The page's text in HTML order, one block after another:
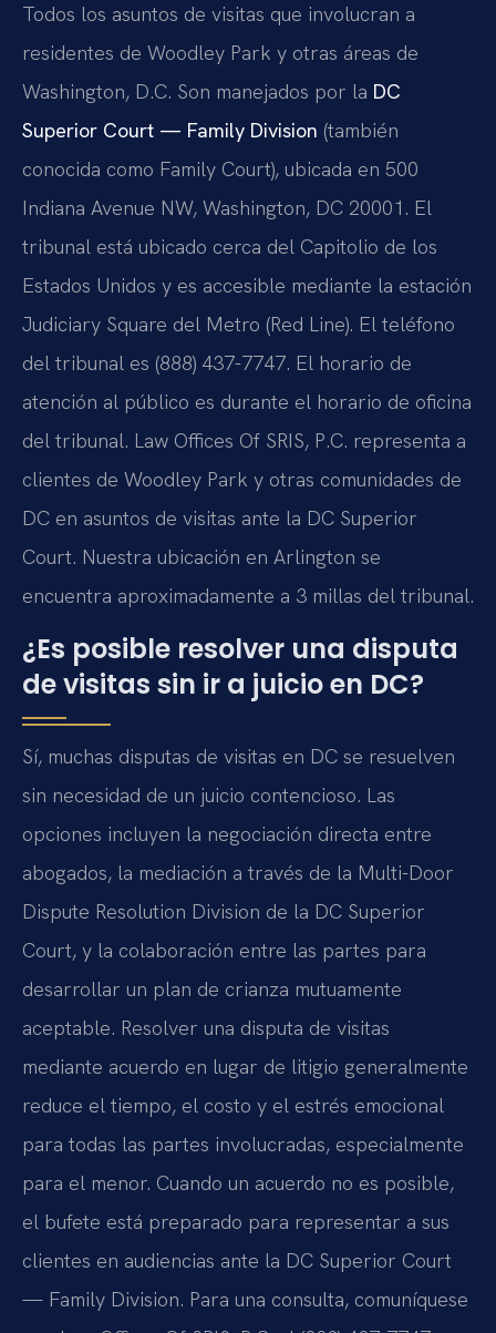
Todos los asuntos de visitas que involucran a
residentes de Woodley Park y otras áreas de
Washington, D.C. Son manejados por la DC
Superior Court — Family Division (también
conocida como Family Court), ubicada en 500
Indiana Avenue NW, Washington, DC 20001. El
tribunal está ubicado cerca del Capitolio de los
Estados Unidos y es accesible mediante la estación
Judiciary Square del Metro (Red Line). El teléfono
del tribunal es (888) 437-7747. El horario de
atención al público es durante el horario de oficina
del tribunal. Law Offices Of SRIS, P.C. representa a
clientes de Woodley Park y otras comunidades de
DC en asuntos de visitas ante la DC Superior
Court. Nuestra ubicación en Arlington se
encuentra aproximadamente a 3 millas del tribunal.
¿Es posible resolver una disputa
de visitas sin ir a juicio en DC?
Sí, muchas disputas de visitas en DC se resuelven
sin necesidad de un juicio contencioso. Las
opciones incluyen la negociación directa entre
abogados, la mediación a través de la Multi-Door
Dispute Resolution Division de la DC Superior
Court, y la colaboración entre las partes para
desarrollar un plan de crianza mutuamente
aceptable. Resolver una disputa de visitas
mediante acuerdo en lugar de litigio generalmente
reduce el tiempo, el costo y el estrés emocional
para todas las partes involucradas, especialmente
para el menor. Cuando un acuerdo no es posible,
el bufete está preparado para representar a sus
clientes en audiencias ante la DC Superior Court
— Family Division. Para una consulta, comuníquese